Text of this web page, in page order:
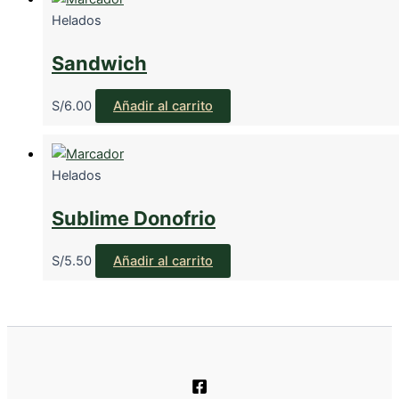
Helados
Sandwich
S/6.00 Añadir al carrito
Helados
Sublime Donofrio
S/5.50 Añadir al carrito